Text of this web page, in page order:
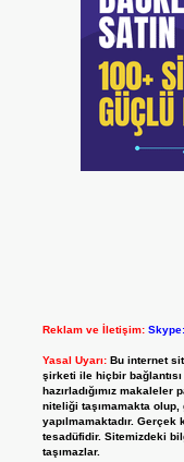
Reklam ve İletişim:
Yasal Uyarı: Bu internet
şirketi ile hiçbir
hazırladığımız
niteliği taşımamakta
yapılmamaktadır.
tesadüfidir. Sitemizdeki
taşımazlar.